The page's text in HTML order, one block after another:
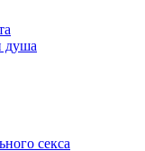
душа
секса